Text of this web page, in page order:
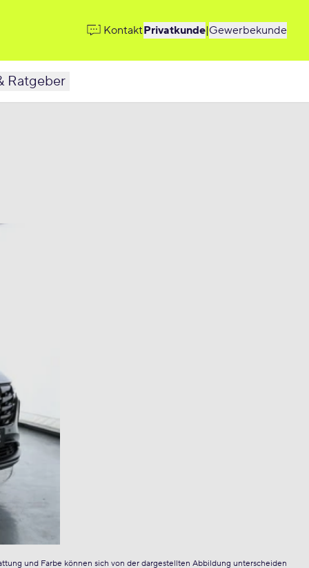
KontaktPrivatkunde|Gewerbekunde
Ratgeber
und Farbe können sich von der dargestellten Abbildung unterscheiden